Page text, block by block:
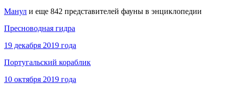
Манул и еще 842 представителей фауны в энциклопедии
Пресноводная гидра
19 декабря 2019 года
Португальский кораблик
10 октября 2019 года